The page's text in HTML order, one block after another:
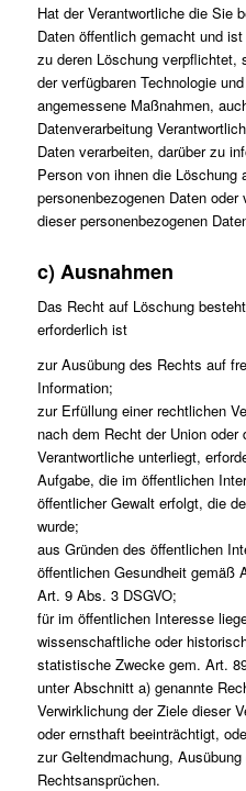
Hat der Verantwortliche die Sie
Daten öffentlich gemacht und
zu deren Löschung verpflichtet,
der verfügbaren Technologie
angemessene Maßnahmen,
Datenverarbeitung
Daten verarbeiten, darüber zu
Person von ihnen die Löschung
personenbezogenen Daten
dieser personenbezogenen
c) Ausnahmen
Das Recht auf Löschung
erforderlich ist
zur Ausübung des Rechts auf
Information;
zur Erfüllung einer rechtlichen
nach dem Recht der Union
Verantwortliche unterliegt,
Aufgabe, die im öffentlichen
öffentlicher Gewalt erfolgt, die
wurde;
aus Gründen des öffentlichen
öffentlichen Gesundheit gemäß
Art. 9 Abs. 3 DSGVO;
für im öffentlichen Interesse
wissenschaftliche oder
statistische Zwecke gem. Art.
unter Abschnitt a) genannte
Verwirklichung der Ziele dieser
oder ernsthaft beeinträchtigt,
zur Geltendmachung,
Rechtsansprüchen.